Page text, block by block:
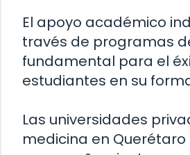
El apoyo académico
través de programas
fundamental para el
estudiantes en su
Las universidades
medicina en